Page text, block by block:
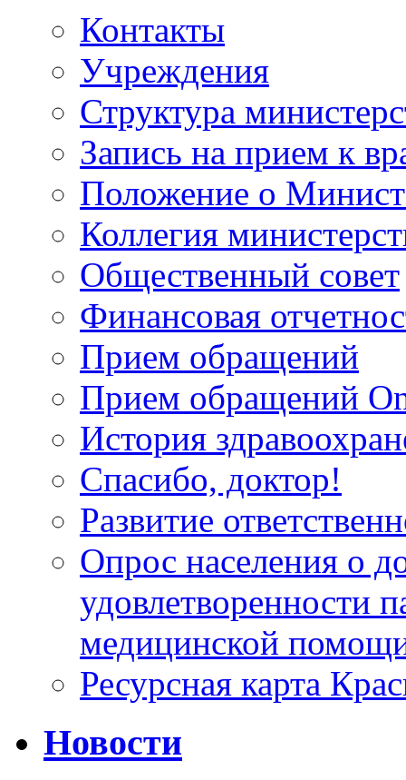
Контакты
Учреждения
Структура
Запись на прием к
Положение о
Коллегия
Общественный совет
Финансовая
Прием обращений
Прием обращений
История
Спасибо, доктор!
Развитие
Опрос населения о
удовлетворенности
медицинской
Ресурсная карта
Новости